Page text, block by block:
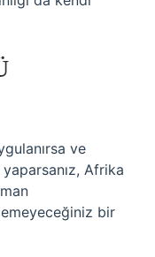
ve
Afrika
bir